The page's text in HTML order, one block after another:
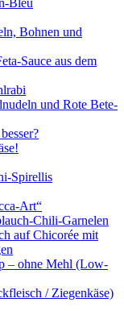
Bleu
Bohnen und
Sauce aus dem
und Rote Bete-
Spirellis
Art“
Chili-Garnelen
auf Chicorée mit
– ohne Mehl (Low-
/ Ziegenkäse)